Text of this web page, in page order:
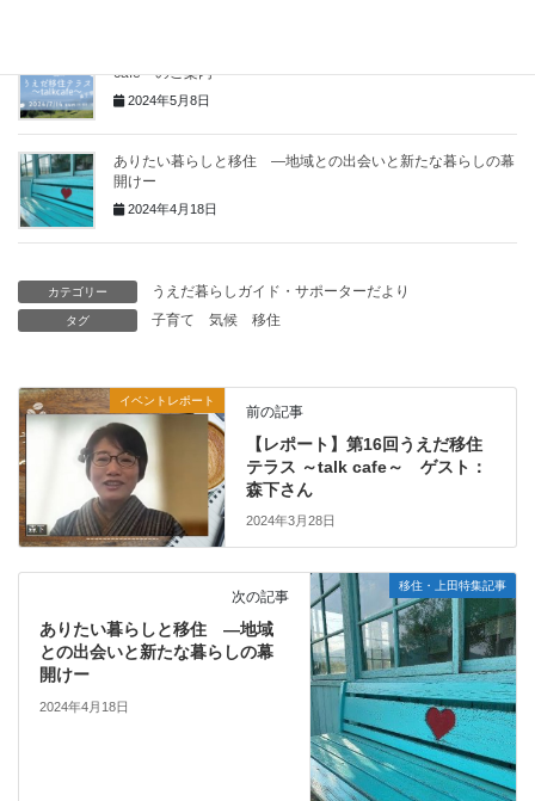
cafe～のご案内
2024年5月8日
ありたい暮らしと移住 ―地域との出会いと新たな暮らしの幕
開けー
2024年4月18日
カテゴリー うえだ暮らしガイド・サポーターだより
タグ 子育て 気候 移住
イベントレポート
前の記事
【レポート】第16回うえだ移住
テラス ～talk cafe～ ゲスト：
森下さん
2024年3月28日
移住・上田特集記事
次の記事
ありたい暮らしと移住 ―地域
との出会いと新たな暮らしの幕
開けー
2024年4月18日